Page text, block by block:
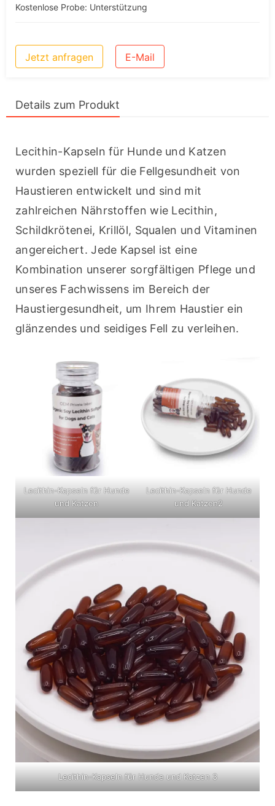
Kostenlose Probe: Unterstützung
Jetzt anfragen E-Mail
Details zum Produkt
Lecithin-Kapseln für Hunde und Katzen
wurden speziell für die Fellgesundheit von
Haustieren entwickelt und sind mit
zahlreichen Nährstoffen wie Lecithin,
Schildkrötenei, Krillöl, Squalen und Vitaminen
angereichert. Jede Kapsel ist eine
Kombination unserer sorgfältigen Pflege und
unseres Fachwissens im Bereich der
Haustiergesundheit, um Ihrem Haustier ein
glänzendes und seidiges Fell zu verleihen.
Lecithin-Kapseln für Hunde
und Katzen
Lecithin-Kapseln für Hunde
und Katzen2
Lecithin-Kapseln für Hunde und Katzen 3